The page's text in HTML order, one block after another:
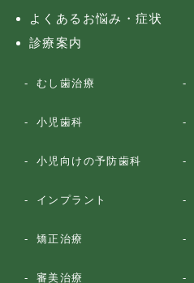
よくあるお悩み・症状
診療案内
むし歯治療
小児歯科
小児向けの予防歯科
インプラント
矯正治療
審美治療